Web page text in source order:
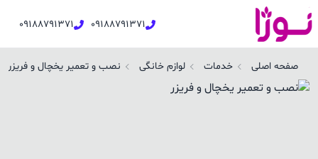
09188791371
09188791371
صفحه اصلی خدمات لوازم خانگی نصب و تعمیر یخچال و فریزر